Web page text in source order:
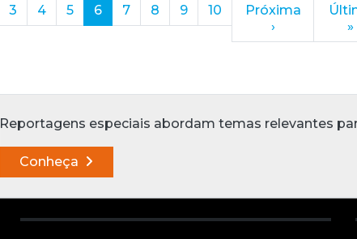
3 4 5 6(current)
7 8 9 10
Próxima
›
»
Reportagens especiais abordam temas relevantes
Conheça